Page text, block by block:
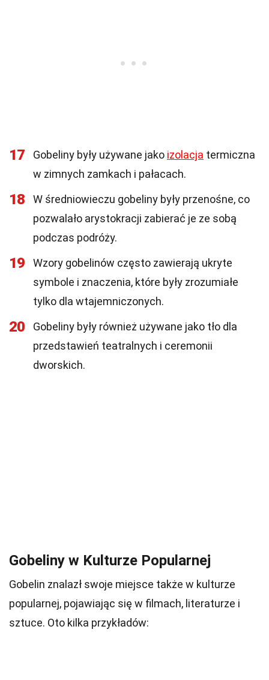
17 Gobeliny były używane jako izolacja termiczna
w zimnych zamkach i pałacach.
18
W średniowieczu gobeliny były przenośne, co
pozwalało arystokracji zabierać je ze sobą
podczas podróży.
19
Wzory gobelinów często zawierają ukryte
symbole i znaczenia, które były zrozumiałe
tylko dla wtajemniczonych.
20
Gobeliny były również używane jako tło dla
przedstawień teatralnych i ceremonii
dworskich.
Gobeliny w Kulturze Popularnej
Gobelin znalazł swoje miejsce także w kulturze
popularnej, pojawiając się w filmach, literaturze i
sztuce. Oto kilka przykładów: